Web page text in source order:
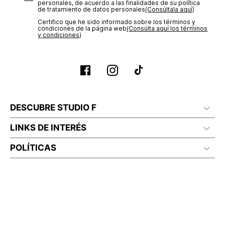
personales, de acuerdo a las finalidades de su política
de tratamiento de datos personales‎(Consúltala aquí)
Certifico que he sido informado sobre los términos y
condiciones de la página web‎(Consúlta aquí los términos
y condiciones)
DESCUBRE STUDIO F
LINKS DE INTERÉS
POLÍTICAS